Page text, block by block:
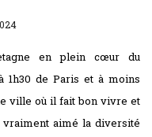
en plein cœur du
1h30 de Paris et à moins
ville où il fait bon vivre et
vraiment aimé la diversité